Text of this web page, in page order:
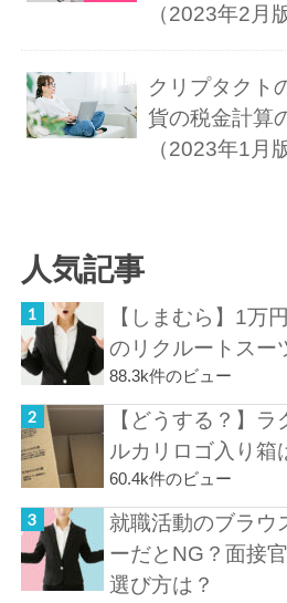
（2023年2月
クリプタクト
貨の税金計算
（2023年1月
人気記事
【しまむら】1万
のリクルートスー
88.3k件のビュー
【どうする？】
ルカリロゴ入り箱
60.4k件のビュー
就職活動のブラウ
ーだとNG？面接
選び方は？